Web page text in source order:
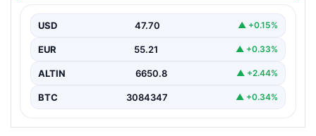
işletmeler cihaz envanterlerini sürekli zamanda
güncellemektedir. Söz konusu güncelleme
aşamasında…
USD 47.70 ▲ +0.15%
EUR 55.21 ▲ +0.33%
ALTIN 6650.8 ▲ +2.44%
BTC 3084347 ▲ +0.34%